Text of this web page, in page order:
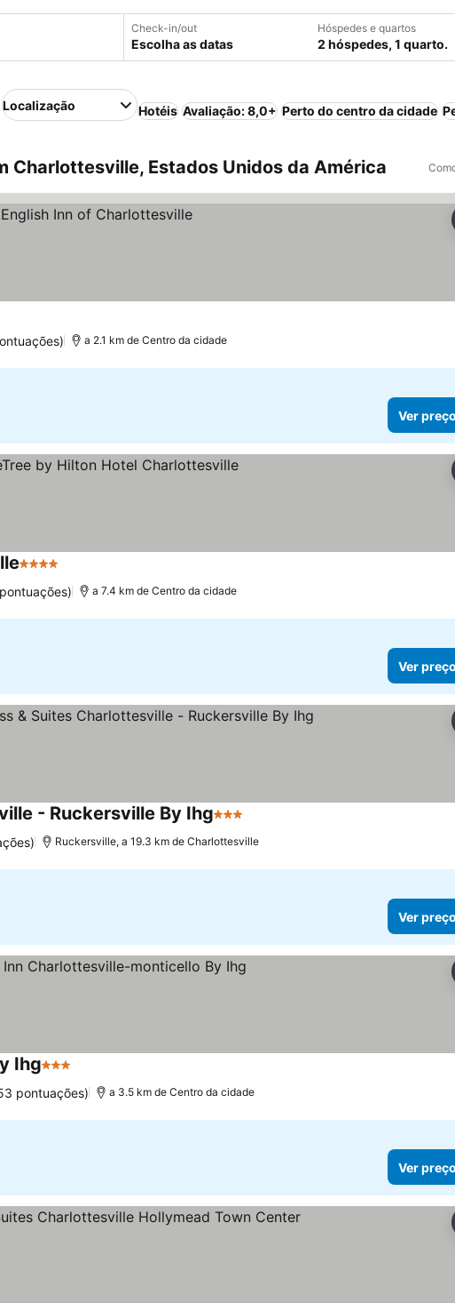
Check-in/out
Escolha as datas
Hóspedes e quartos
2 hóspedes, 1 quarto.
Localização Hotéis Avaliação: 8,0+ Perto do centro da cidade
Charlottesville, Estados Unidos da América
a 2.1 km de Centro da cidade
Ver
4 Estrelas
a 7.4 km de Centro da cidade
Ver
- Ruckersville By Ihg3 Estrelas
Ruckersville, a 19.3 km de Charlottesville
Ver
Ihg3 Estrelas
pontuações) a 3.5 km de Centro da cidade
Ver